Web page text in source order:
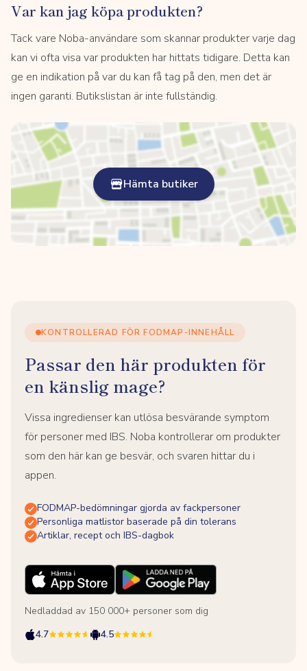
Var kan jag köpa produkten?
Tack vare Noba-användare som skannar produkter varje dag
kan vi ofta visa var produkten har hittats tidigare. Detta kan
ge en indikation på var du kan få tag på den, men det är
ingen garanti. Butikslistan är inte fullständig.
Hämta butiker
KONTROLLERAD FÖR FODMAP-INNEHÅLL
Passar den här produkten för
en känslig mage?
Vissa ingredienser kan utlösa besvärande symptom
för personer med IBS. Noba kontrollerar om produkter
som den här kan ge besvär, och svaren hittar du i
appen.
FODMAP-bedömningar gjorda av fackpersoner
Personliga matlistor baserade på din tolerans
Artiklar, recept och IBS-dagbok
Nedladdad av 150 000+ personer som dig
4.7
4.5